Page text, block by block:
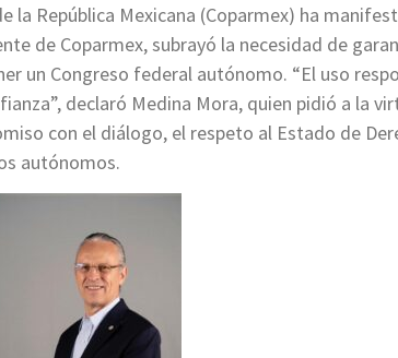
la República Mexicana (Coparmex) ha
de Coparmex, subrayó la necesidad de
un Congreso federal autónomo. “El uso
declaró Medina Mora, quien pidió a la
con el diálogo, el respeto al Estado de
autónomos.